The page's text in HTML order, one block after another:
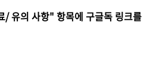
/ 유의 사항" 항목에 구글독 링크를